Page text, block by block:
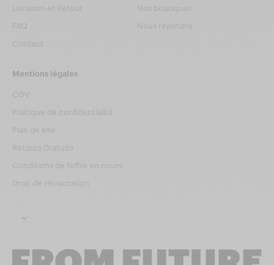
Livraison et Retour
FAQ
Contact
Nos boutiques
Nous rejoindre
Mentions légales
CGV
Politique de confidentialité
Plan de site
Retours Gratuits
Conditions de l'offre en cours
Droit de rétractation